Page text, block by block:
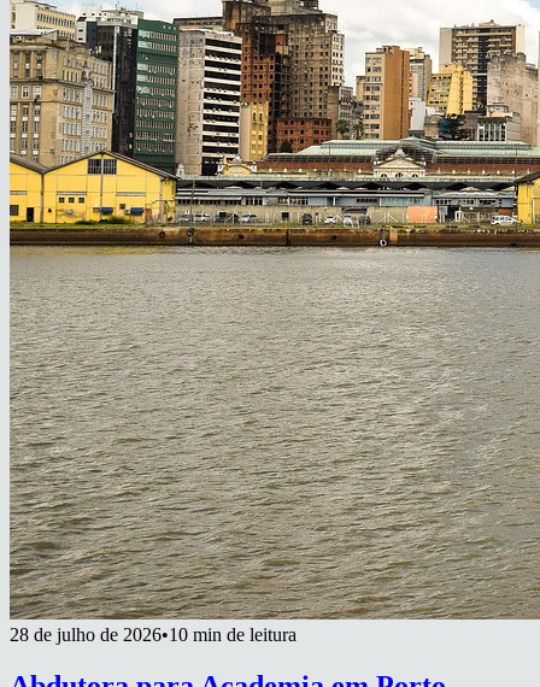
28 de julho de 2026•10 min de leitura